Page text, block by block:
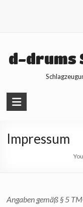
d-drums
Impressum
Angaben gemäß § 5